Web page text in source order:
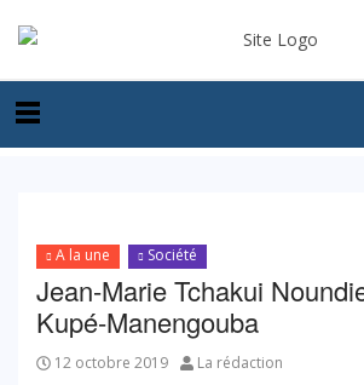
A la une Société
Jean-Marie Tchakui
Kupé-Manengouba
12 octobre 2019 La rédaction